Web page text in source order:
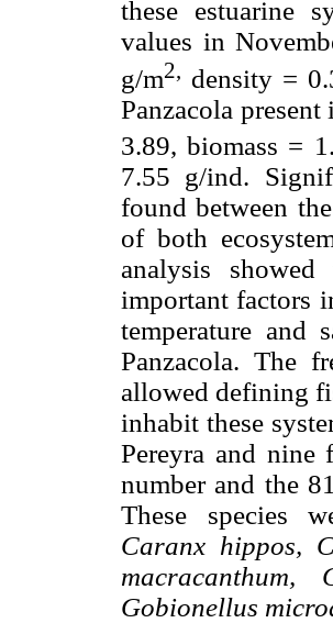
these estuarine
values in
g/m2, density =
Panzacola
3.89, biomass =
7.55 g/ind.
found between
of both
analysis
important factors
temperature and
Panzacola. The
allowed defining
inhabit these
Pereyra and nine
number and the
These species
Caranx hippos,
macracanthum,
Gobionellus